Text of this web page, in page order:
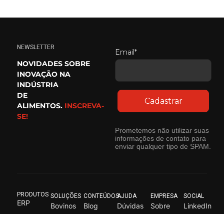
NEWSLETTER
NOVIDADES SOBRE
INOVAÇÃO NA
INDÚSTRIA
DE
ALIMENTOS. INSCREVA-
SE!
Email*
Cadastrar
Prometemos não utilizar suas
informações de contato para
enviar qualquer tipo de SPAM.
PRODUTOS
ERP
SOLUÇÕES
Bovinos
CONTEÚDOS
Blog
AJUDA
Dúvidas
EMPRESA
Sobre
SOCIAL
LinkedIn